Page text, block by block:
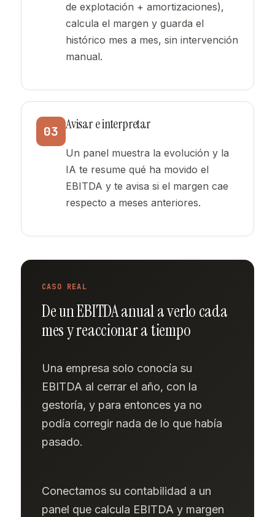
de explotación + amortizaciones),
calcula el margen y guarda el
histórico mes a mes, sin intervención
manual.
03 Avisar e interpretar
Un panel muestra la evolución y la
IA te resume qué ha movido el
EBITDA y te avisa si el margen cae
respecto a meses anteriores.
CASO REAL
De un EBITDA anual a verlo cada
mes y reaccionar a tiempo
Una empresa solo conocía su
EBITDA al cerrar el año, con la
gestoría, y para entonces ya no
podía corregir nada de lo que había
pasado.
Conectamos su contabilidad a un
panel que calcula EBITDA y margen